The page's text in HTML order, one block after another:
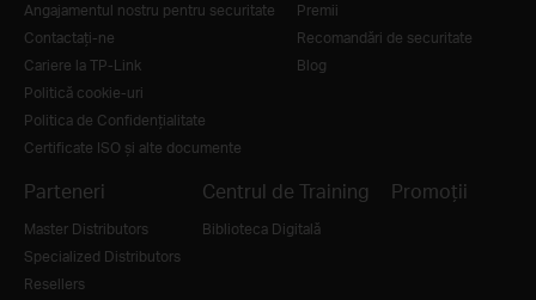
Angajamentul nostru pentru securitate
Contactați-ne
Cariere la TP-Link
Politică cookie-uri
Politica de Confidențialitate
Certificate ISO și alte documente
Premii
Recomandări de securitate
Blog
Parteneri
Master Distributors
Specialized Distributors
Resellers
Centrul de Training
Biblioteca Digitală
Promoții